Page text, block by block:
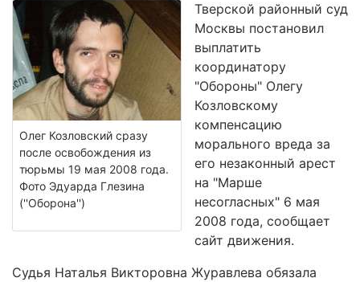
Олег Козловский сразу
после освобождения из
тюрьмы 19 мая 2008 года.
Фото Эдуарда Глезина
(''Оборона'')
Тверской районный суд
Москвы постановил
выплатить
координатору
"Обороны" Олегу
Козловскому
компенсацию
морального вреда за
его незаконный арест
на "Марше
несогласных" 6 мая
2008 года, сообщает
сайт движения.
Судья Наталья Викторовна Журавлева обязала